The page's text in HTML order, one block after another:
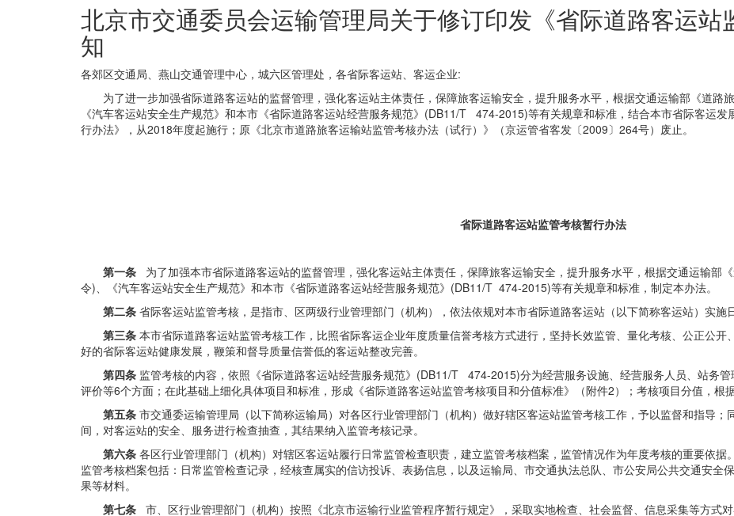
北京市交通委员会运输管理局关于修订印发《省际道路客运站
知
各郊区交通局、燕山交通管理中心，城六区管理处，各省际客运站、客运企业:
为了进一步加强省际道路客运站的监督管理，强化客运站主体责任，保障旅客运输安全，提升服务水平，根据交通运输部《道路
《汽车客运站安全生产规范》和本市《省际道路客运站经营服务规范》(DB11/T 474-2015)等有关规章和标准，结合本市省际客运
行办法》，从2018年度起施行；原《北京市道路旅客运输站监管考核办法（试行）》（京运管省客发〔2009〕264号）废止。
省际道路客运站监管考核暂行办法
第一条 为了加强本市省际道路客运站的监督管理，强化客运站主体责任，保障旅客运输安全，提升服务水平，根据交通运输部
令)、《汽车客运站安全生产规范》和本市《省际道路客运站经营服务规范》(DB11/T 474-2015)等有关规章和标准，制定本办法。
第二条 省际客运站监管考核，是指市、区两级行业管理部门（机构），依法依规对本市省际道路客运站（以下简称客运站）实施
第三条 本市省际道路客运站监管考核工作，比照省际客运企业年度质量信誉考核方式进行，坚持长效监管、量化考核、公正公
好的省际客运站健康发展，鞭策和督导质量信誉低的客运站整改完善。
第四条 监管考核的内容，依照《省际道路客运站经营服务规范》(DB11/T 474-2015)分为经营服务设施、经营服务人员、站务
评价等6个方面；在此基础上细化具体项目和标准，形成《省际道路客运站监管考核项目和分值标准》（附件2）；考核项目分值，根
第五条 市交通委运输管理局（以下简称运输局）对各区行业管理部门（机构）做好辖区客运站监管考核工作，予以监督和指导
间，对客运站的安全、服务进行检查抽查，其结果纳入监管考核记录。
第六条 各区行业管理部门（机构）对辖区客运站履行日常监管检查职责，建立监管考核档案，监管情况作为年度考核的重要依据。
监管考核档案包括：日常监管检查记录，经核查属实的信访投诉、表扬信息，以及运输局、市交通执法总队、市公安局公共交通安全
果等材料。
第七条 市、区行业管理部门（机构）按照《北京市运输行业监管程序暂行规定》，采取实地检查、社会监督、信息采集等方式